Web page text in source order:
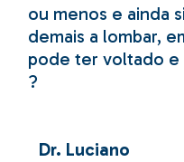
ou menos e ainda
demais a lombar,
pode ter voltado
?
Dr. Luciano